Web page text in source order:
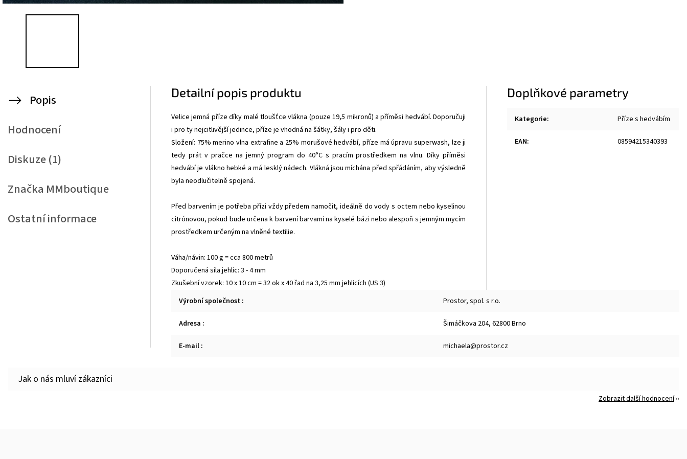
Popis
Hodnocení
Diskuze (1)
Značka MMboutique
Ostatní informace
Detailní popis produktu
Velice jemná příze díky malé tloušťce vlákna (pouze 19,5 mikronů) a příměsi hedvábí. Doporučuji
i pro ty nejcitlivější jedince, příze je vhodná na šátky, šály i pro děti.
Složení: 75% merino vlna extrafine a 25% morušové hedvábí, příze má úpravu superwash, lze ji
tedy prát v pračce na jemný program do 40°C s pracím prostředkem na vlnu. Díky příměsi
hedvábí je vlákno hebké a má lesklý nádech. Vlákná jsou míchána před spřádáním, aby výsledně
byla neodlučitelně spojená.
Před barvením je potřeba přízi vždy předem namočit, ideálně do vody s octem nebo kyselinou
citrónovou, pokud bude určena k barvení barvami na kyselé bázi nebo alespoň s jemným mycím
prostředkem určeným na vlněné textilie.
Váha/návin: 100 g = cca 800 metrů
Doporučená síla jehlic: 3 - 4 mm
Zkušební vzorek: 10 x 10 cm = 32 ok x 40 řad na 3,25 mm jehlicích (US 3)
Doplňkové parametry
Kategorie: Příze s hedvábím
EAN: 08594215340393
Výrobní společnost : Prostor, spol. s r.o.
Adresa : Šimáčkova 204, 62800 Brno
E-mail : michaela@prostor.cz
Zobrazit další hodnocení